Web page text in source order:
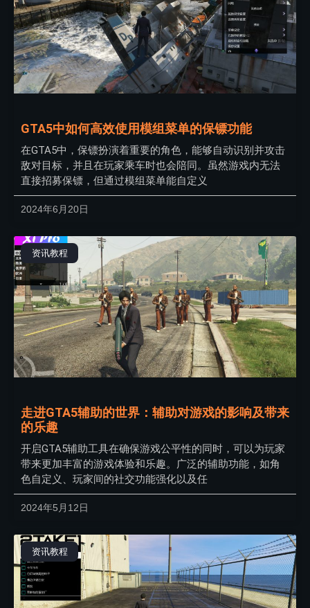
GTA5中如何高效使用模组菜单的保镖功能
在GTA5中，保镖扮演着重要的角色，能够自动识别并攻击
敌对目标，并且在玩家乘车时也会陪同。虽然游戏内无法
直接招募保镖，但通过模组菜单能自定义
2024年6月20日
资讯教程
走进GTA5辅助的世界：辅助对游戏的影响及带来
的乐趣
开启GTA5辅助工具在确保游戏公平性的同时，可以为玩家
带来更加丰富的游戏体验和乐趣。广泛的辅助功能，如角
色自定义、玩家间的社交功能强化以及任
2024年5月12日
资讯教程